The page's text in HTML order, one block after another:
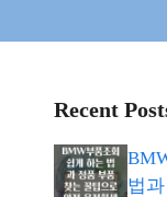
Recent
법